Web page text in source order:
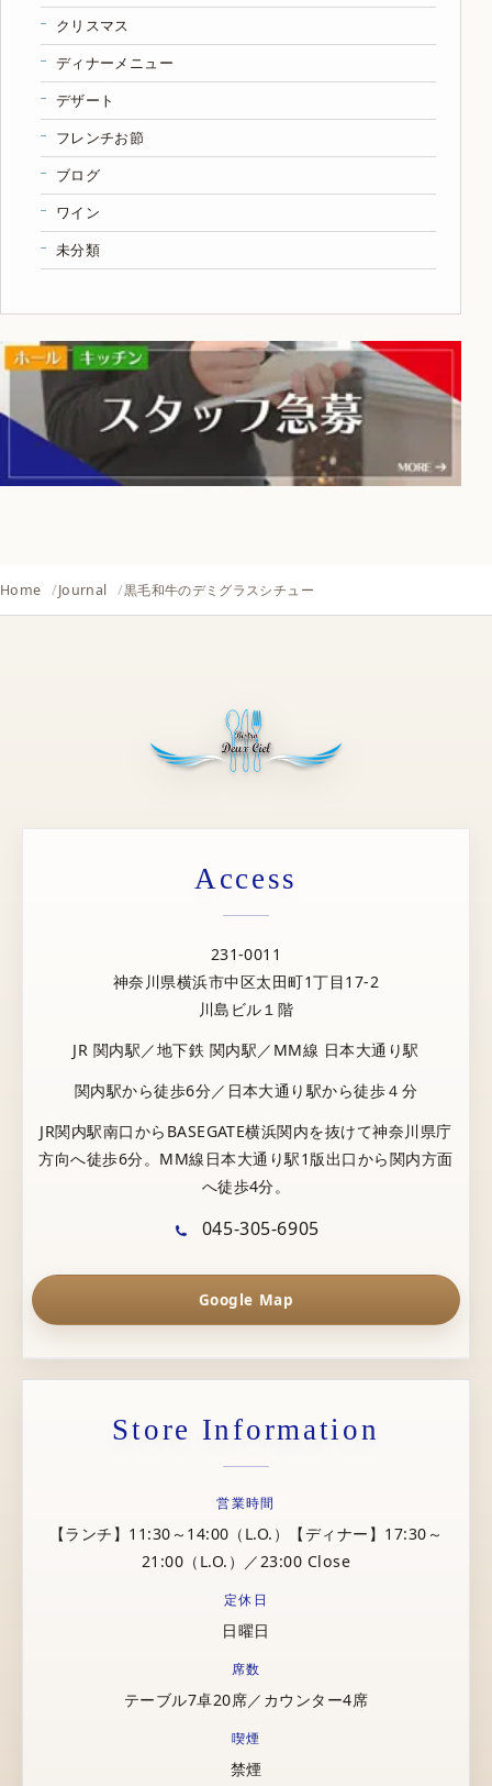
クリスマス
ディナーメニュー
デザート
フレンチお節
ブログ
ワイン
未分類
Home Journal 黒毛和牛のデミグラスシチュー
Access
231-0011
神奈川県横浜市中区太田町1丁目17-2
川島ビル１階
JR 関内駅／地下鉄 関内駅／MM線 日本大通り駅
関内駅から徒歩6分／日本大通り駅から徒歩４分
JR関内駅南口からBASEGATE横浜関内を抜けて神奈川県庁
方向へ徒歩6分。MM線日本大通り駅1版出口から関内方面
へ徒歩4分。
045-305-6905
Google Map
Store Information
営業時間
【ランチ】11:30～14:00（L.O.）【ディナー】17:30～
21:00（L.O.）／23:00 Close
定休日
日曜日
席数
テーブル7卓20席／カウンター4席
喫煙
禁煙